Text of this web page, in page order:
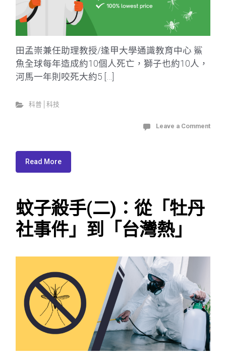
田孟崇兼任助理教授/逢甲大學通識教育中心 鯊
魚全球每年造成約10個人死亡，獅子也約10人，
河馬一年則咬死大約5 […]
科普│科技
Leave a Comment
Read More
蚊子殺手(二)：從「牡丹
社事件」到「台灣熱」